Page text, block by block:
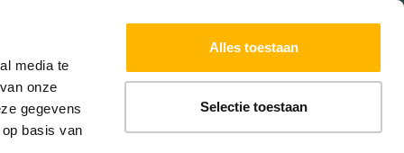
media te
onze
gegevens
basis van
Alles toestaan
Selectie toestaan
EXTRA DIENSTEN